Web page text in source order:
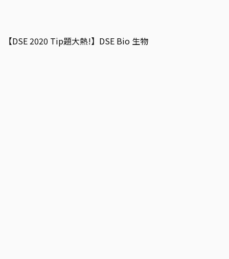
【DSE 2020 Tip題大熱!】DSE Bio 生物